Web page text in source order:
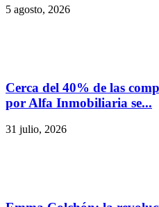
5 agosto, 2026
Cerca del 40% de las
por Alfa Inmobiliaria se...
31 julio, 2026